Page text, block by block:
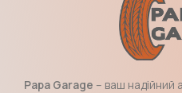
Papa Garage – ваш надійний